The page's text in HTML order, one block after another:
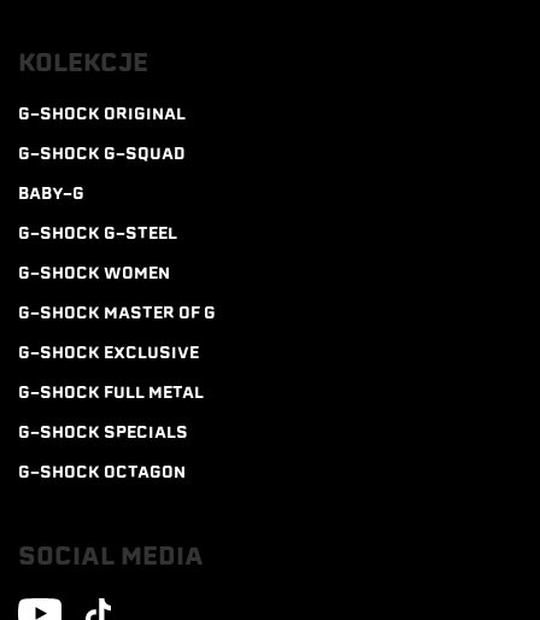
KOLEKCJE
G-SHOCK ORIGINAL
G-SHOCK G-SQUAD
BABY-G
G-SHOCK G-STEEL
G-SHOCK WOMEN
G-SHOCK MASTER OF G
G-SHOCK EXCLUSIVE
G-SHOCK FULL METAL
G-SHOCK SPECIALS
G-SHOCK OCTAGON
SOCIAL MEDIA